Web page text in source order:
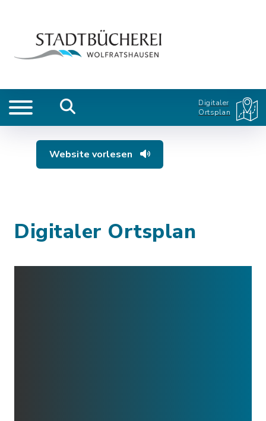
Digitaler
Ortsplan
Website vorlesen
Digitaler Ortsplan